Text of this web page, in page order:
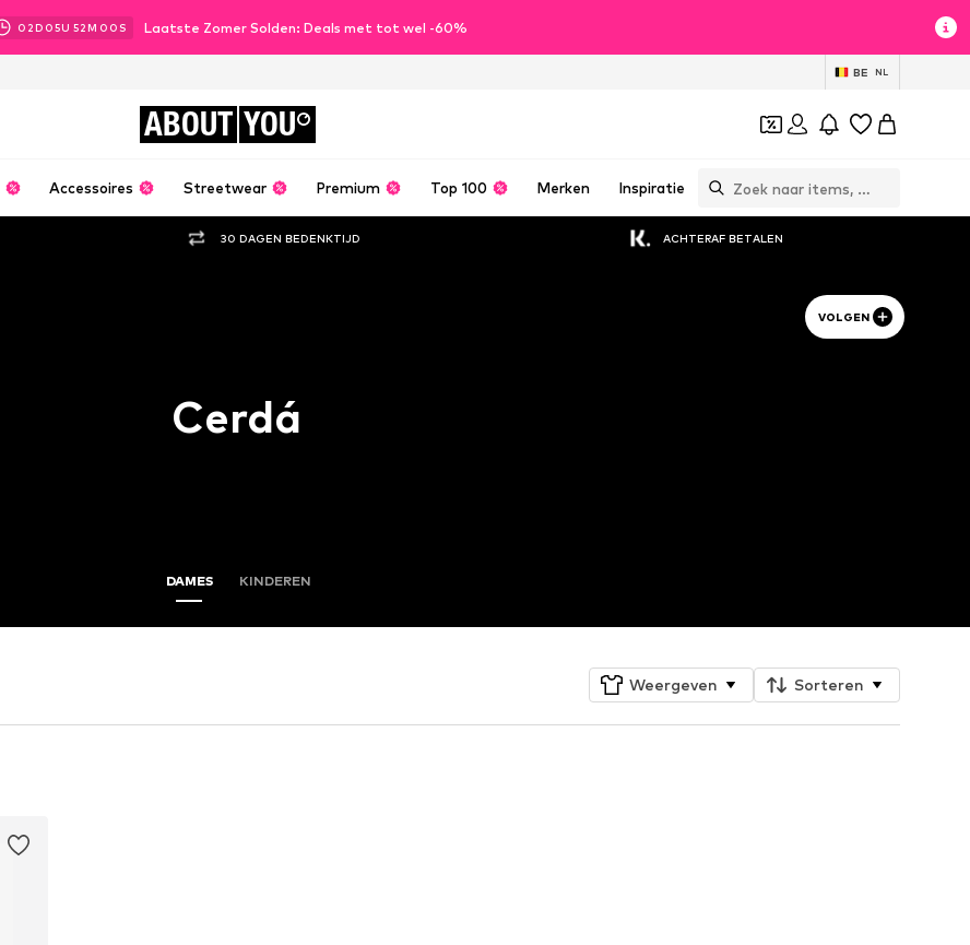
02D 05U 51M 59S Laatste Zomer Solden: Deals met tot wel -60%
BE NL
ABOUT YOU
Accessoires Streetwear Premium Top 100 Merken Inspiratie
30 DAGEN BEDENKTIJD ACHTERAF BETALEN
VOLGEN
Cerdá
DAMES KINDEREN
Weergeven Sorteren